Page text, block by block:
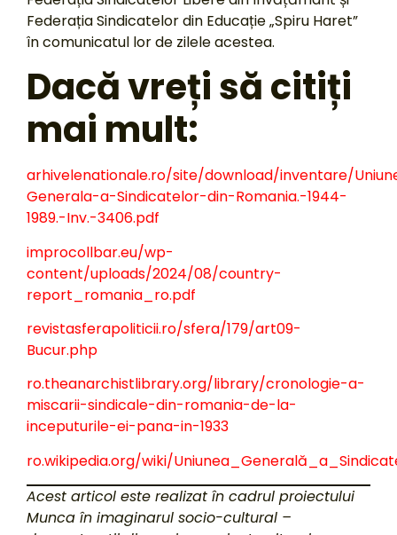
Federația Sindicatelor din Educație „Spiru Haret”
în comunicatul lor de zilele acestea.
Dacă vreți să citiți
mai mult:
arhivelenationale.ro/site/download/inventare/
Generala-a-Sindicatelor-din-Romania.-1944-
1989.-Inv.-3406.pdf
improcollbar.eu/wp-
content/uploads/2024/08/country-
report_romania_ro.pdf
revistasferapoliticii.ro/sfera/179/art09-
Bucur.php
ro.theanarchistlibrary.org/library/cronologie-a-
miscarii-sindicale-din-romania-de-la-
inceputurile-ei-pana-in-1933
ro.wikipedia.org/wiki/
Acest articol este realizat în cadrul proiectului
Munca în imaginarul socio-cultural –